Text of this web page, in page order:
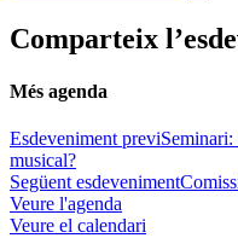
Comparteix
Més agenda
Esdeveniment previ
musical?
Següent esdeveniment
Veure l'agenda
Veure el calendari